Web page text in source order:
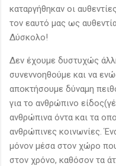
καταργήθηκαν οι
τον εαυτό μας ως
Δύσκολο!
Δεν έχουμε δυστυχώς
συνεννοηθούμε και να
αποκτήσουμε δύναμη
για το ανθρώπινο
ανθρώπινα όντα και τα
ανθρώπινες κοινωνίες.
μόνον μέσα στον χώρο
στον χρόνο, καθόσον τα